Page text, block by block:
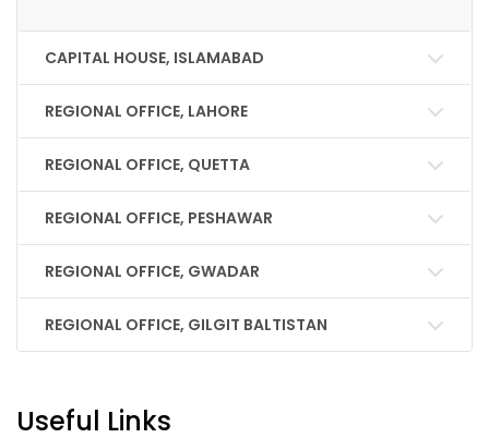
CAPITAL HOUSE, ISLAMABAD
REGIONAL OFFICE, LAHORE
REGIONAL OFFICE, QUETTA
REGIONAL OFFICE, PESHAWAR
REGIONAL OFFICE, GWADAR
REGIONAL OFFICE, GILGIT BALTISTAN
Useful Links